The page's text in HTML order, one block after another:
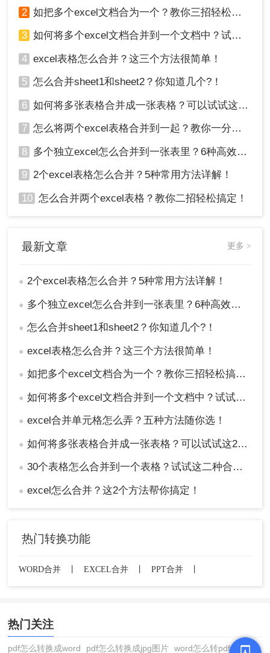
2 如把多个excel文档合为一个？教你三招轻松搞定！
3 如何将多个excel文档合并到一个文档中？试试这四个方法！
4 excel表格怎么合并？这三个方法很简单！
5 怎么合并sheet1和sheet2？你知道几个?！
6 如何将多张表格合并成一张表格？可以试试这2种方法！
7 怎么将两个excel表格合并到一起？教你一分钟搞定excel多工作表合并
8 多个独立excel怎么合并到一张表里？6种高效合并方法详解！
9 2个excel表格怎么合并？5种常用方法详解！
10 怎么合并两个excel表格？教你二招轻松搞定！
最新文章 更多 >
● 2个excel表格怎么合并？5种常用方法详解！
● 多个独立excel怎么合并到一张表里？6种高效合并方法详解！
● 怎么合并sheet1和sheet2？你知道几个?！
● excel表格怎么合并？这三个方法很简单！
● 如把多个excel文档合为一个？教你三招轻松搞定！
● 如何将多个excel文档合并到一个文档中？试试这四个方法！
● excel合并单元格怎么弄？五种方法随你选！
● 如何将多张表格合并成一张表格？可以试试这2种方法！
● 30个表格怎么合并到一个表格？试试这二种合并方法！
● excel怎么合并？这2个方法帮你搞定！
热门转换功能
WORD合并 EXCEL合并 PPT合并
热门关注
pdf怎么转换成word pdf怎么转换成jpg图片 word怎么转pdf